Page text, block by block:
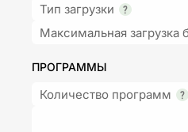
Тип загрузки
Максимальная загрузка
ПРОГРАММЫ
Количество программ